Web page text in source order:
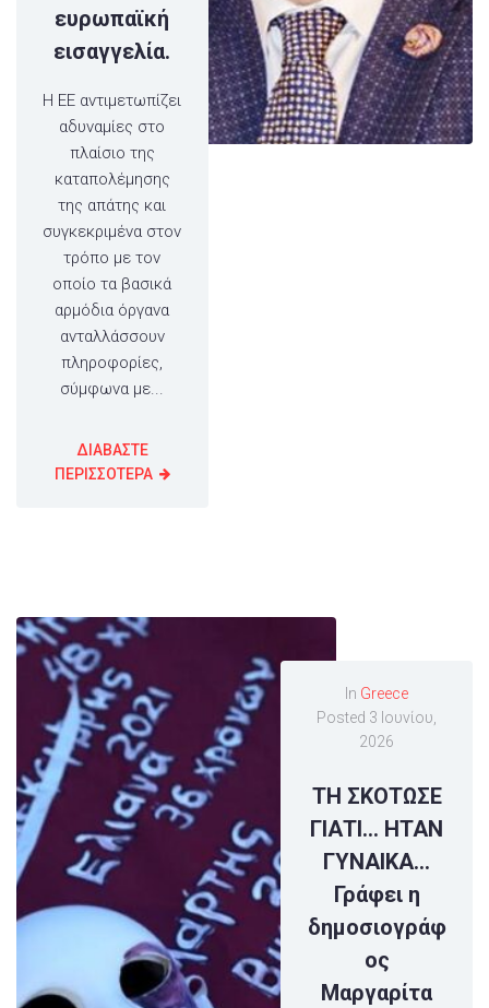
ευρωπαϊκή
εισαγγελία.
Η ΕΕ αντιμετωπίζει
αδυναμίες στο
πλαίσιο της
καταπολέμησης
της απάτης και
συγκεκριμένα στον
τρόπο με τον
οποίο τα βασικά
αρμόδια όργανα
ανταλλάσσουν
πληροφορίες,
σύμφωνα με...
ΔΙΑΒΑΣΤΕ
ΠΕΡΙΣΣΟΤΕΡΑ
In Greece
Posted 3 Ιουνίου,
2026
ΤΗ ΣΚΟΤΩΣΕ
ΓΙΑΤΙ… ΗΤΑΝ
ΓΥΝΑΙΚΑ…
Γράφει η
δημοσιογράφ
ος
Μαργαρίτα